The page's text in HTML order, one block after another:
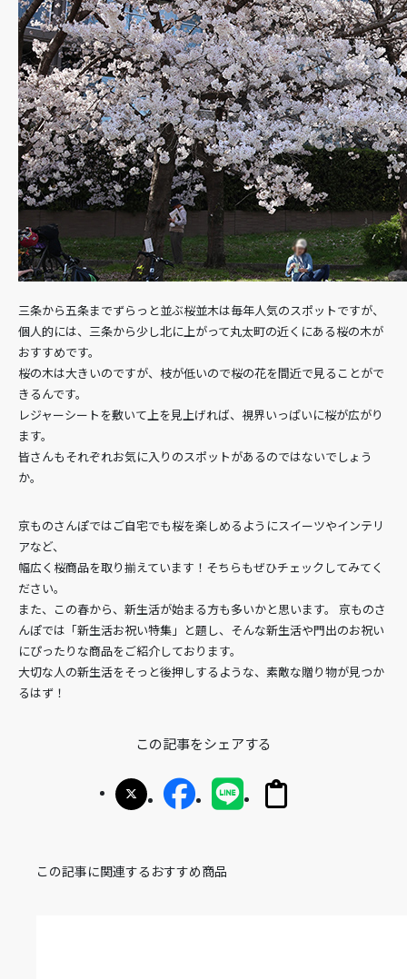
三条から五条までずらっと並ぶ桜並木は毎年人気のスポットですが、
個人的には、三条から少し北に上がって丸太町の近くにある桜の木が
おすすめです。
桜の木は大きいのですが、枝が低いので桜の花を間近で見ることがで
きるんです。
レジャーシートを敷いて上を見上げれば、視界いっぱいに桜が広がり
ます。
皆さんもそれぞれお気に入りのスポットがあるのではないでしょう
か。
京ものさんぽではご自宅でも桜を楽しめるようにスイーツやインテリ
アなど、
幅広く桜商品を取り揃えています！そちらもぜひチェックしてみてく
ださい。
また、この春から、新生活が始まる方も多いかと思います。 京ものさ
んぽでは「新生活お祝い特集」と題し、そんな新生活や門出のお祝い
にぴったりな商品をご紹介しております。
大切な人の新生活をそっと後押しするような、素敵な贈り物が見つか
るはず！
この記事をシェアする
この記事に関連するおすすめ商品